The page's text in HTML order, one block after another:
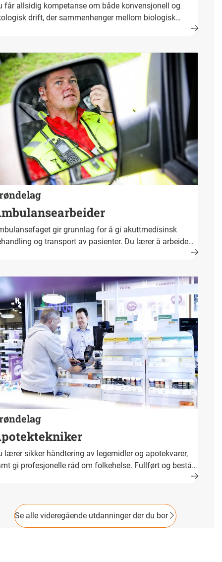
får allsidig kompetanse om både konvensjonell og
drift, der sammenhenger mellom biologisk
naturens tålegrenser og menneskelig aktivitet
Yrkestittel er agronom.
gir grunnlag for å gi akuttmedisinsk
og transport av pasienter. Du lærer å arbeide
er ambulansearbeider.
lærer sikker håndtering av legemidler og apotekvarer,
gi profesjonelle råd om folkehelse. Fullført og bestått
Se alle videregående utdanninger der du bor